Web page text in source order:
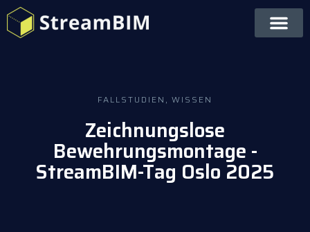
FALLSTUDIEN , WISSEN
Zeichnungslose
Bewehrungsmontage -
StreamBIM-Tag Oslo 2025